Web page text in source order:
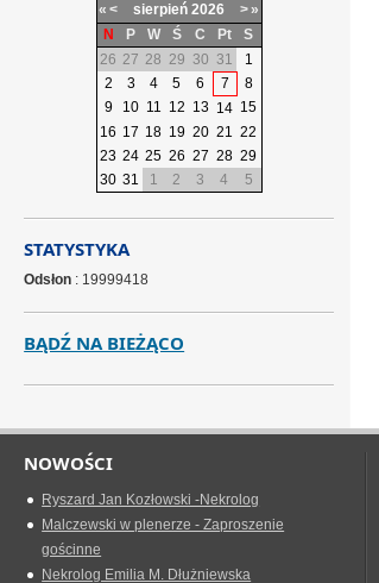
« < sierpień 2026 >»
N
P W Ś C Pt
S
26 27 28 29 30 31
1
2
3 4 5 6 7
8
9
10 11 12 13 14 15
16 17 18 19 20 21 22
23 24 25 26 27 28 29
30 31 1 2 3 4 5
STATYSTYKA
Odsłon : 19999418
BĄDŹ NA BIEŻĄCO
NOWOŚCI
Ryszard Jan Kozłowski -Nekrolog
Malczewski w plenerze - Zaproszenie
gościnne
Nekrolog Emilia M. Dłużniewska